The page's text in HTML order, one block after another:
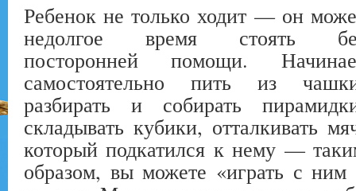
Ребенок не только ходит — он
недолгое время стоять
посторонней помощи.
самостоятельно пить из
разбирать и собирать
складывать кубики, отталкивать
который подкатился к нему —
образом, вы можете «играть с ним